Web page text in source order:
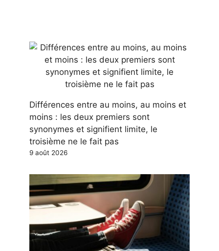
Différences entre au moins, au moins et
moins : les deux premiers sont
synonymes et signifient limite, le
troisième ne le fait pas
9 août 2026